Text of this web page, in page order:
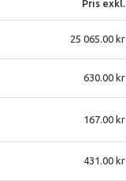
Pris exkl.
25 065.00
630.00
167.00
431.00